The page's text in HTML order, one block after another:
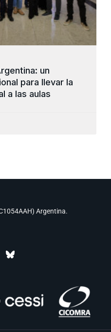
un
para llevar la
a las aulas
Argentina.